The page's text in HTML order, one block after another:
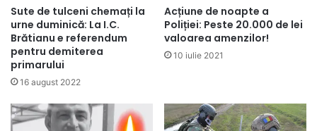
Sute de tulceni chemați la
urne duminică: La I.C.
Brătianu e referendum
pentru demiterea
primarului
16 august 2022
Acțiune de noapte a
Poliției: Peste 20.000 de lei
valoarea amenzilor!
10 iulie 2021